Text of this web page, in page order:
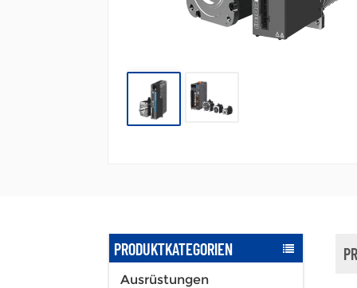
PRODUKTKATEGORIEN
Ausrüstungen